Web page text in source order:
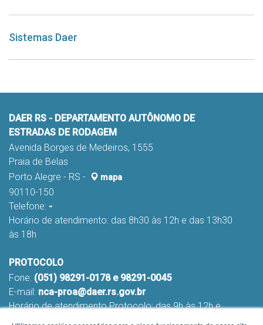
Sistemas Daer
DAER RS - DEPARTAMENTO AUTÔNOMO DE
ESTRADAS DE RODAGEM
Avenida Borges de Medeiros, 1555
Praia de Belas
Porto Alegre - RS -
mapa
90110-150
Telefone: -
Horário de atendimento: das 8h30 às 12h e das 13h30
às 18h
PROTOCOLO
Fone: (051) 98291-0178 e 98291-0045
E-mail: nca-proa@daer.rs.gov.br
Horário de atendimento Protocolo: das 9h às 12h e